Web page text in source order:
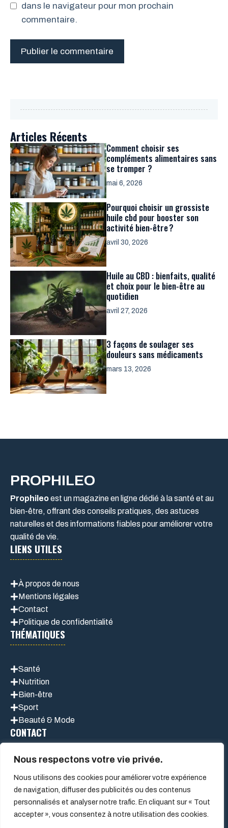
Nous respectons votre vie privée.
Nous utilisons des cookies pour améliorer votre expérience
de navigation, diffuser des publicités ou des contenus
personnalisés et analyser notre trafic. En cliquant sur « Tout
accepter », vous consentez à notre utilisation des cookies.
dans le navigateur pour mon prochain
commentaire.
Articles Récents
Comment choisir ses
compléments alimentaires sans
se tromper ?
mai 6, 2026
Pourquoi choisir un grossiste
huile cbd pour booster son
activité bien-être ?
avril 30, 2026
Huile au CBD : bienfaits, qualité
et choix pour le bien-être au
quotidien
avril 27, 2026
3 façons de soulager ses
douleurs sans médicaments
mars 13, 2026
PROPHILEO
Prophileoest un magazine en ligne dédié à la santé et au
bien-être, offrant des conseils pratiques, des astuces
naturelles et des informations fiables pour améliorer votre
qualité de vie.
LIENS UTILES
À propos de nous
Mentions légales
Contact
Politique de confidentialité
THÉMATIQUES
Santé
Nutrition
Bien-être
Sport
Beauté & Mode
CONTACT